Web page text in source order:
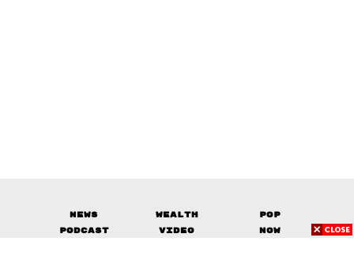
News Wealth
Pop
Podcast
Video
Now